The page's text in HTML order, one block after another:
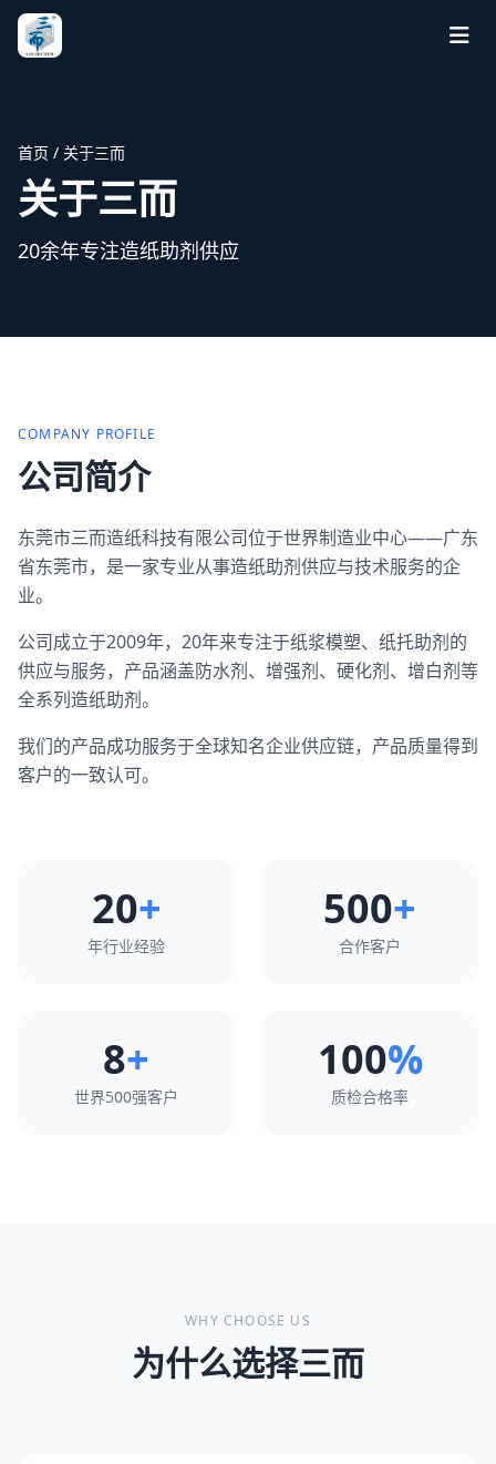
首页 / 关于三而
关于三而
20余年专注造纸助剂供应
COMPANY PROFILE
公司简介
东莞市三而造纸科技有限公司位于世界制造业中心——广东
省东莞市，是一家专业从事造纸助剂供应与技术服务的企
业。
公司成立于2009年，20年来专注于纸浆模塑、纸托助剂的
供应与服务，产品涵盖防水剂、增强剂、硬化剂、增白剂等
全系列造纸助剂。
我们的产品成功服务于全球知名企业供应链，产品质量得到
客户的一致认可。
20+
年行业经验
500+
合作客户
8+
世界500强客户
100%
质检合格率
WHY CHOOSE US
为什么选择三而